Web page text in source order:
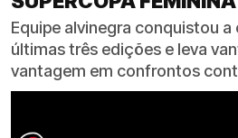
Equipe alvinegra conquistou
últimas três edições e leva
vantagem em confrontos